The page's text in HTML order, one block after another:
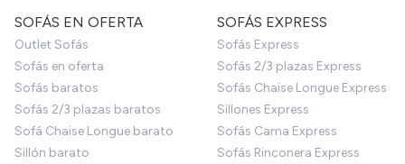
SOFÁS EN OFERTA
Outlet Sofás
Sofás en oferta
Sofás baratos
Sofás 2/3 plazas baratos
Sofá Chaise Longue barato
Sillón barato
SOFÁS EXPRESS
Sofás Express
Sofás 2/3 plazas Express
Sofás Chaise Longue Express
Sillones Express
Sofás Cama Express
Sofás Rinconera Express